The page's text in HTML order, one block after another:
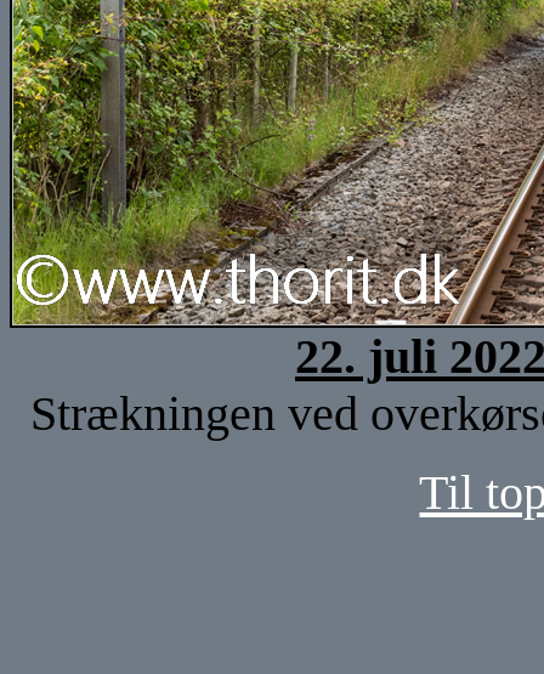
22. juli
Strækningen ved
Til